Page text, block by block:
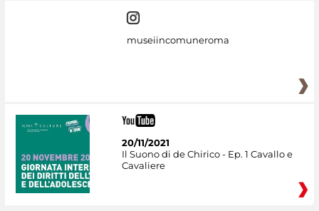
museiincomuneroma
20/11/2021
Il Suono di de Chirico - Ep. 1 Cavallo e
Cavaliere